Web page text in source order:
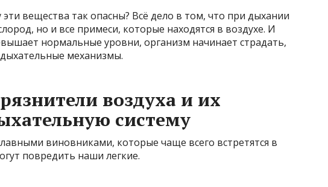
вещества так опасны? Всё дело в том, что при дыхании
но и все примеси, которые находятся в воздухе. И
нормальные уровни, организм начинает страдать,
механизмы.
воздуха и их
систему
виновниками, которые чаще всего встретятся в
повредить наши легкие.